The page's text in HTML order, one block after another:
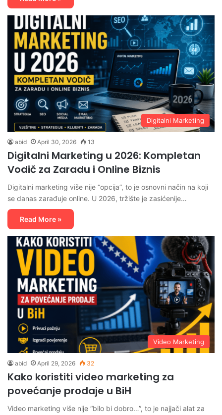
Digitalni Marketing
abid April 30, 2026 13
Digitalni Marketing u 2026: Kompletan
Vodič za Zaradu i Online Biznis
Digitalni marketing više nije “opcija”, to je osnovni način na koji
se danas zarađuje online. U 2026, tržište je zasićenije…
Read More »
Video Marketing
abid April 29, 2026 32
Kako koristiti video marketing za
povećanje prodaje u BiH
Video marketing više nije “bilo bi dobro…”, to je najjači alat za